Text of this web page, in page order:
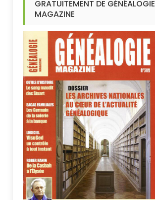
GRATUITEMENT DE GÉNÉALOGIE
MAGAZINE